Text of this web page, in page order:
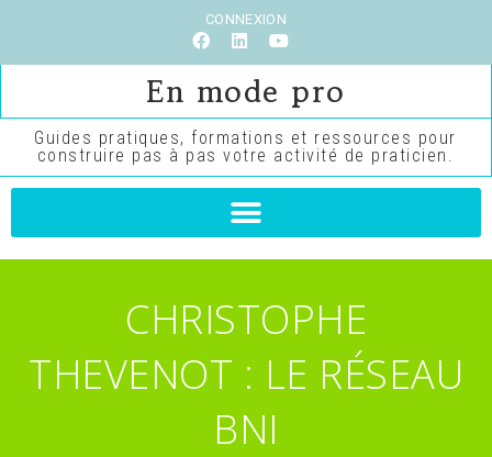
CONNEXION
En mode pro
Guides pratiques, formations et ressources pour
construire pas à pas votre activité de praticien.
CHRISTOPHE
THEVENOT : LE RÉSEAU
BNI